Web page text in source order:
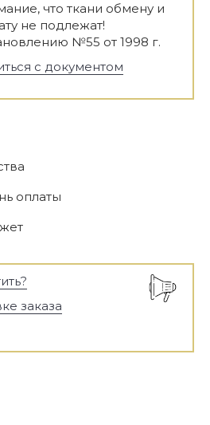
что ткани обмену и
не подлежат!
№55 от 1998 г.
с документом
оплаты
заказа